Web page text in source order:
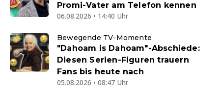
Promi-Vater am Telefon kennen
06.08.2026 • 14:40 Uhr
Bewegende TV-Momente
"Dahoam is Dahoam"-Abschiede:
Diesen Serien-Figuren trauern
Fans bis heute nach
05.08.2026 • 08:47 Uhr